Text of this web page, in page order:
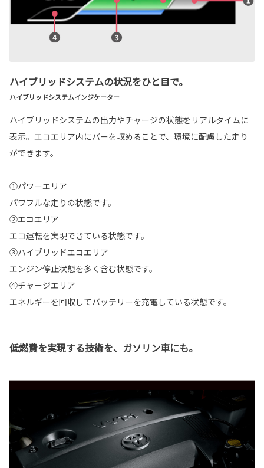
ハイブリッドシステムの状況をひと目で。
ハイブリッドシステムインジケーター
ハイブリッドシステムの出力やチャージの状態をリアルタイムに
表示。エコエリア内にバーを収めることで、環境に配慮した走り
ができます。
①パワーエリア
パワフルな走りの状態です。
②エコエリア
エコ運転を実現できている状態です。
③ハイブリッドエコエリア
エンジン停止状態を多く含む状態です。
④チャージエリア
エネルギーを回収してバッテリーを充電している状態です。
低燃費を実現する技術を、ガソリン車にも。